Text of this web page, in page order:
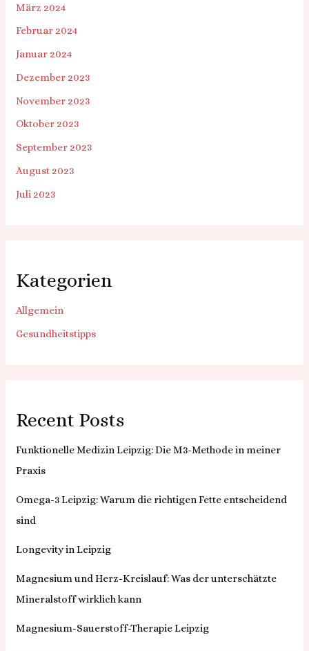
März 2024
Februar 2024
Januar 2024
Dezember 2023
November 2023
Oktober 2023
September 2023
August 2023
Juli 2023
Kategorien
Allgemein
Gesundheitstipps
Recent Posts
Funktionelle Medizin Leipzig: Die M3-Methode in meiner
Praxis
Omega-3 Leipzig: Warum die richtigen Fette entscheidend
sind
Longevity in Leipzig
Magnesium und Herz-Kreislauf: Was der unterschätzte
Mineralstoff wirklich kann
Magnesium-Sauerstoff-Therapie Leipzig